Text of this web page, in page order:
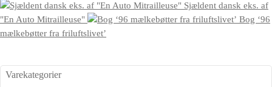
Sjældent dansk eks. af
"En Auto Mitrailleuse"
Bog ‘96
mælkebøtter fra friluftslivet’
Varekategorier